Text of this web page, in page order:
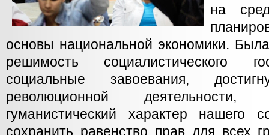
на
основы национальной экономики.
решимость социалистического
социальные завоевания,
революционной
гуманистический характер нашего
сохранить равенство прав для всех